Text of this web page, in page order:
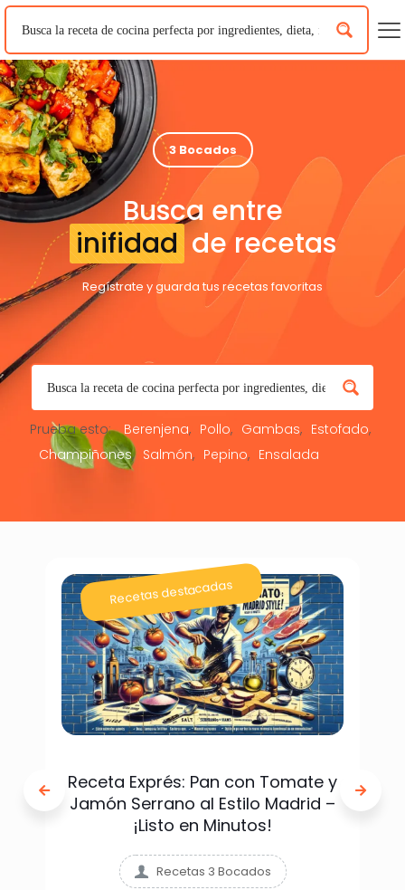
3 Bocados
Busca entre
inifidad de recetas
Regístrate y guarda tus recetas favoritas
Prueba esto: Berenjena Pollo Gambas
Estofado
Champiñones
Salmón Pepino Ensalada
Recetas destacadas
Receta Exprés: Pan con Tomate y
Jamón Serrano al Estilo Madrid –
¡Listo en Minutos!
Recetas 3 Bocados